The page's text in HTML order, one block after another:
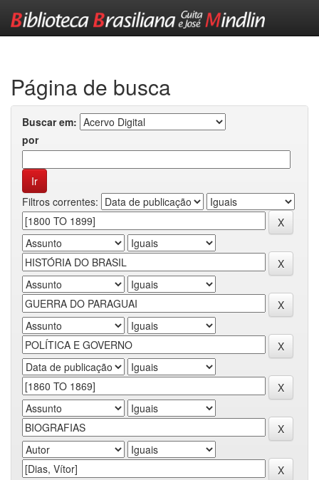
Página de busca
Buscar em:
por
Filtros correntes: